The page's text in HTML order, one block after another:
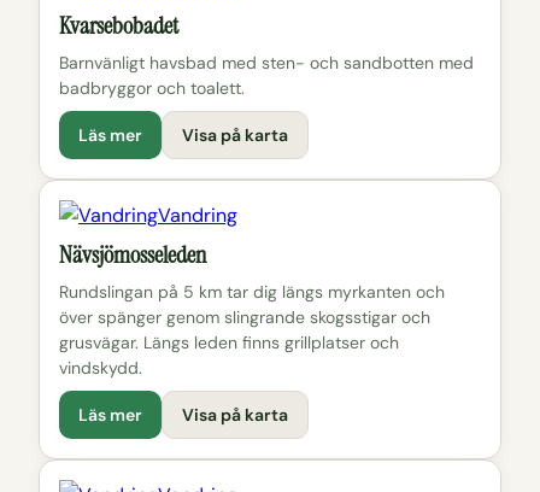
Kvarsebobadet
Barnvänligt havsbad med sten- och sandbotten med
badbryggor och toalett.
Läs mer Visa på karta
Vandring
Nävsjömosseleden
Rundslingan på 5 km tar dig längs myrkanten och
över spänger genom slingrande skogsstigar och
grusvägar. Längs leden finns grillplatser och
vindskydd.
Läs mer Visa på karta